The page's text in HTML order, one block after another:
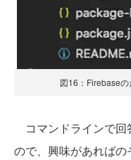
図16：Firebase
コマンドラインで回
ので、興味があればの